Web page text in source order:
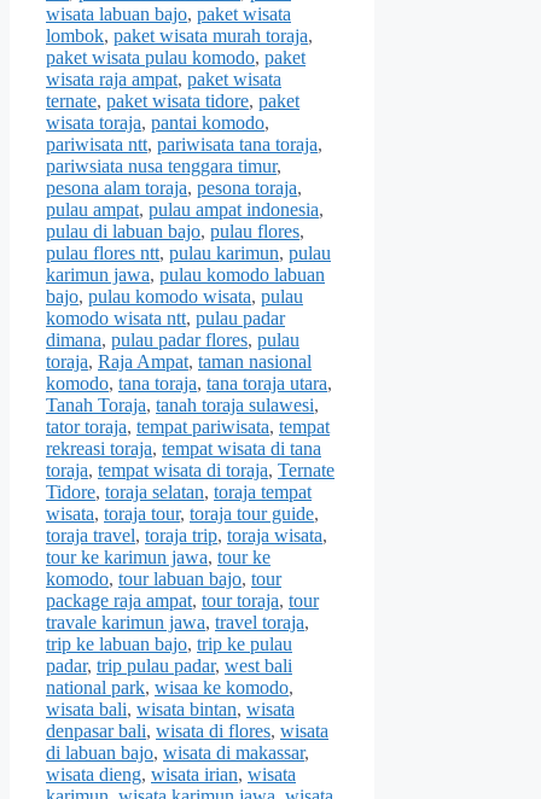
wisata labuan bajo, paket wisata
lombok, paket wisata murah toraja,
paket wisata pulau komodo, paket
wisata raja ampat, paket wisata
ternate, paket wisata tidore, paket
wisata toraja, pantai komodo,
pariwisata ntt, pariwisata tana toraja,
pariwsiata nusa tenggara timur,
pesona alam toraja, pesona toraja,
pulau ampat, pulau ampat indonesia,
pulau di labuan bajo, pulau flores,
pulau flores ntt, pulau karimun, pulau
karimun jawa, pulau komodo labuan
bajo, pulau komodo wisata, pulau
komodo wisata ntt, pulau padar
dimana, pulau padar flores, pulau
toraja, Raja Ampat, taman nasional
komodo, tana toraja, tana toraja utara,
Tanah Toraja, tanah toraja sulawesi,
tator toraja, tempat pariwisata, tempat
rekreasi toraja, tempat wisata di tana
toraja, tempat wisata di toraja, Ternate
Tidore, toraja selatan, toraja tempat
wisata, toraja tour, toraja tour guide,
toraja travel, toraja trip, toraja wisata,
tour ke karimun jawa, tour ke
komodo, tour labuan bajo, tour
package raja ampat, tour toraja, tour
travale karimun jawa, travel toraja,
trip ke labuan bajo, trip ke pulau
padar, trip pulau padar, west bali
national park, wisaa ke komodo,
wisata bali, wisata bintan, wisata
denpasar bali, wisata di flores, wisata
di labuan bajo, wisata di makassar,
wisata dieng, wisata irian, wisata